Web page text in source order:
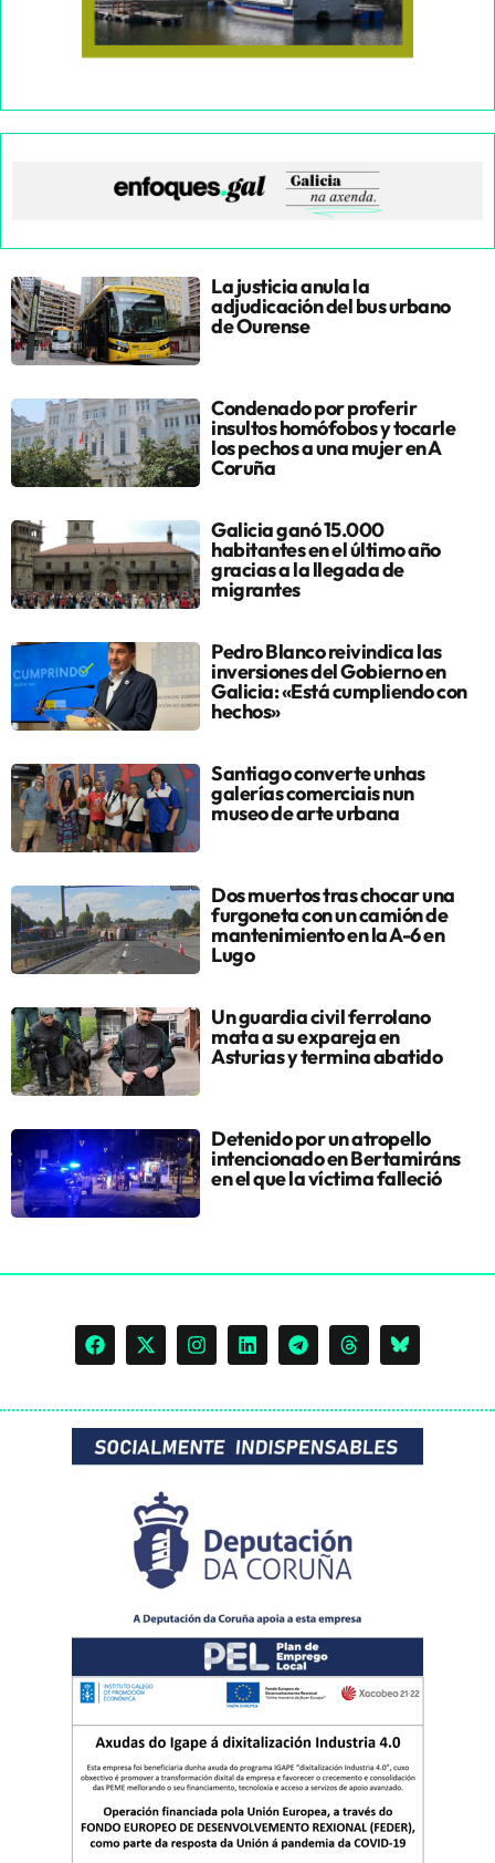
La justicia anula la
adjudicación del bus urbano
de Ourense
Condenado por proferir
insultos homófobos y tocarle
los pechos a una mujer en A
Coruña
Galicia ganó 15.000
habitantes en el último año
gracias a la llegada de
migrantes
Pedro Blanco reivindica las
inversiones del Gobierno en
Galicia: «Está cumpliendo con
hechos»
Santiago converte unhas
galerías comerciais nun
museo de arte urbana
Dos muertos tras chocar una
furgoneta con un camión de
mantenimiento en la A-6 en
Lugo
Un guardia civil ferrolano
mata a su expareja en
Asturias y termina abatido
Detenido por un atropello
intencionado en Bertamiráns
en el que la víctima falleció